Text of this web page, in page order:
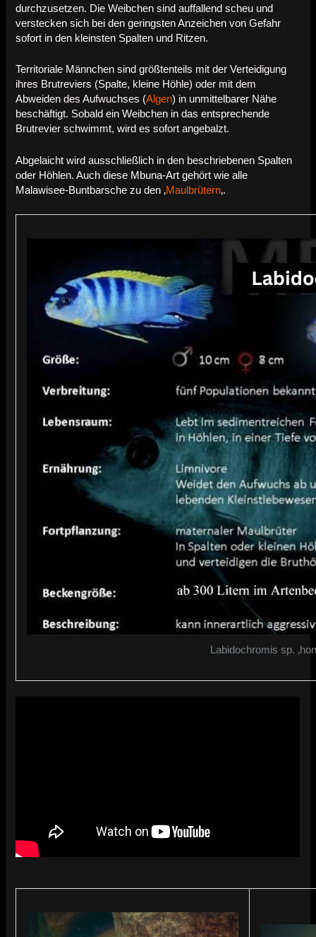
durchzusetzen. Die Weibchen sind auffallend scheu und
verstecken sich bei den geringsten Anzeichen von Gefahr
sofort in den kleinsten Spalten und Ritzen.
Territoriale Männchen sind größtenteils mit der Verteidigung
ihres Brutreviers (Spalte, kleine Höhle) oder mit dem
Abweiden des Aufwuchses (Algen) in unmittelbarer Nähe
beschäftigt. Sobald ein Weibchen in das entsprechende
Brutrevier schwimmt, wird es sofort angebalzt.
Abgelaicht wird ausschließlich in den beschriebenen Spalten
oder Höhlen. Auch diese Mbuna-Art gehört wie alle
Malawisee-Buntbarsche zu den ‚Maulbrütern‚.
Labidochromis sp.